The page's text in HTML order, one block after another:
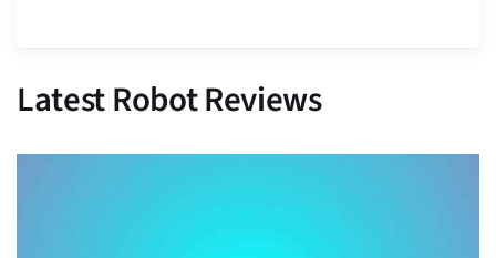
Latest Robot Reviews